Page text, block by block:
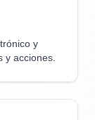
y
y acciones.